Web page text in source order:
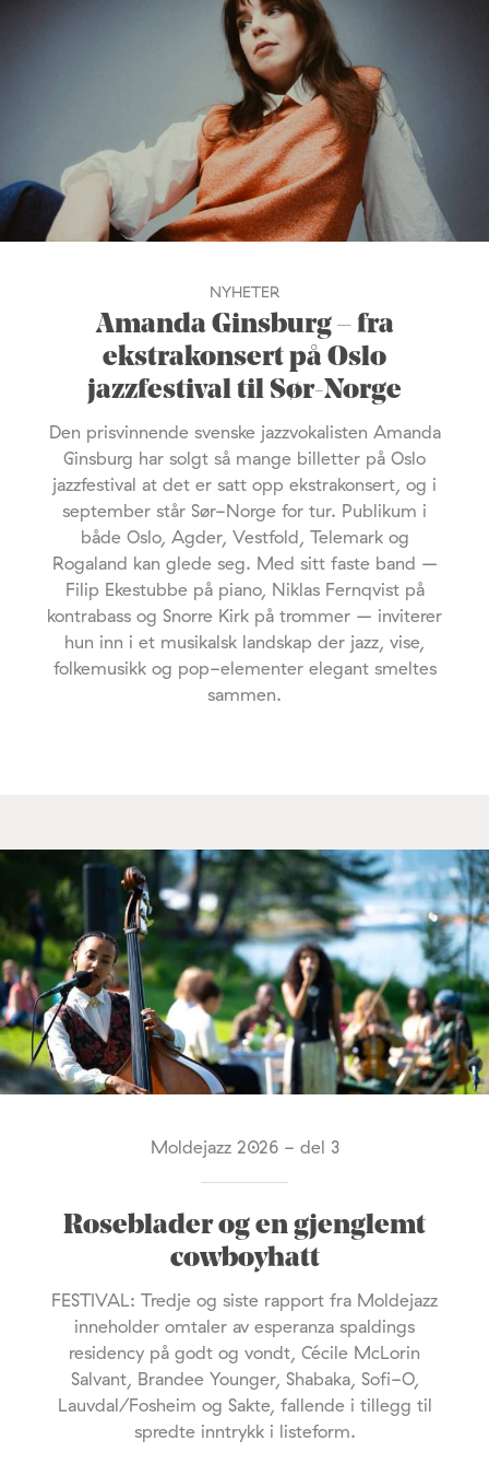
NYHETER
Amanda Ginsburg – fra
ekstrakonsert på Oslo
jazzfestival til Sør-Norge
Den prisvinnende svenske jazzvokalisten Amanda
Ginsburg har solgt så mange billetter på Oslo
jazzfestival at det er satt opp ekstrakonsert, og i
september står Sør-Norge for tur. Publikum i
både Oslo, Agder, Vestfold, Telemark og
Rogaland kan glede seg. Med sitt faste band –
Filip Ekestubbe på piano, Niklas Fernqvist på
kontrabass og Snorre Kirk på trommer – inviterer
hun inn i et musikalsk landskap der jazz, vise,
folkemusikk og pop-elementer elegant smeltes
sammen.
Moldejazz 2026 - del 3
Roseblader og en gjenglemt
cowboyhatt
FESTIVAL: Tredje og siste rapport fra Moldejazz
inneholder omtaler av esperanza spaldings
residency på godt og vondt, Cécile McLorin
Salvant, Brandee Younger, Shabaka, Sofi-O,
Lauvdal/Fosheim og Sakte, fallende i tillegg til
spredte inntrykk i listeform.